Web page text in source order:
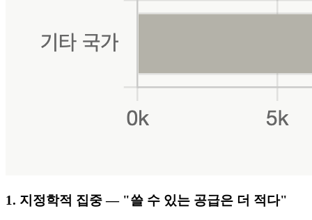
1. 지정학적 집중 — "쓸 수 있는 공급은 더 적다"